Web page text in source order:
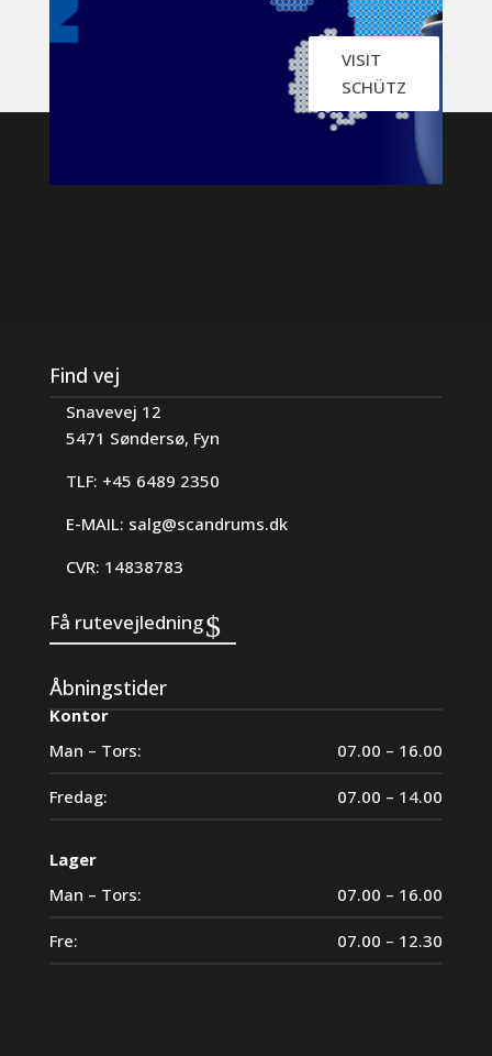
VISIT
SCHÜTZ
Find vej
Snavevej 12
5471 Søndersø, Fyn
TLF: +45 6489 2350
E-MAIL: salg@scandrums.dk
CVR: 14838783
Få rutevejledning
Åbningstider
Kontor
Man – Tors:
07.00 – 16.00
Fredag: 07.00 – 14.00
Lager
Man – Tors:
07.00 – 16.00
Fre: 07.00 – 12.30